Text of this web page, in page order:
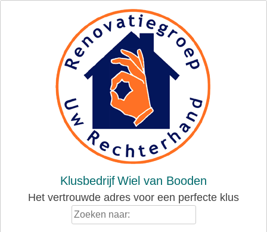
KlusbedrijfWiel van Booden
Het vertrouwde adres voor een perfecte klus